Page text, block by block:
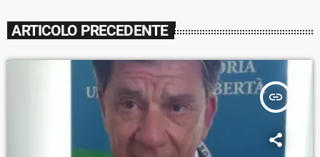
ARTICOLO PRECEDENTE
insert_link